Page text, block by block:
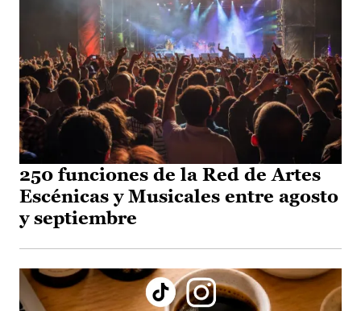
250 funciones de la Red de Artes
Escénicas y Musicales entre agosto
y septiembre